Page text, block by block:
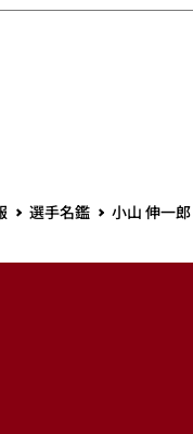
選手名鑑 小山 伸一郎